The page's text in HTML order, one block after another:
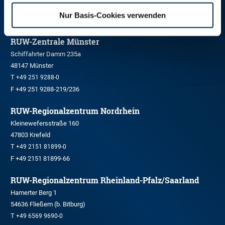
Nur Basis-Cookies verwenden
RINDER-UNION WEST eG
RUW-Zentrale Münster
Schiffahrter Damm 235a
48147 Münster
T +49 251 9288-0
F +49 251 9288-219/236
RUW-Regionalzentrum Nordrhein
Kleinewefersstraße 160
47803 Krefeld
T +49 2151 81899-0
F +49 2151 81899-66
RUW-Regionalzentrum Rheinland-Pfalz/Saarland
Hamerter Berg 1
54636 Fließem (b. Bitburg)
T +49 6569 9690-0